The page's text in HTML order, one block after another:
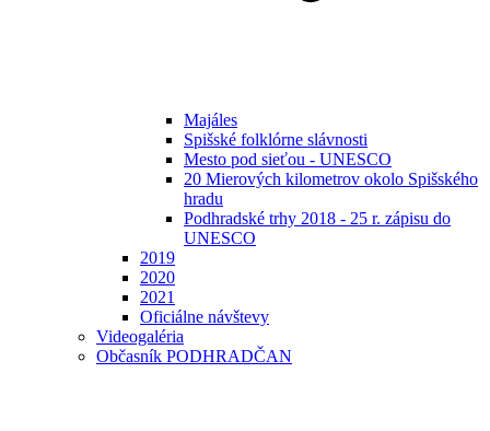
Majáles
Spišské folklórne slávnosti
Mesto pod sieťou - UNESCO
20 Mierových kilometrov okolo Spišského
hradu
Podhradské trhy 2018 - 25 r. zápisu do
UNESCO
2019
2020
2021
Oficiálne návštevy
Videogaléria
Občasník PODHRADČAN